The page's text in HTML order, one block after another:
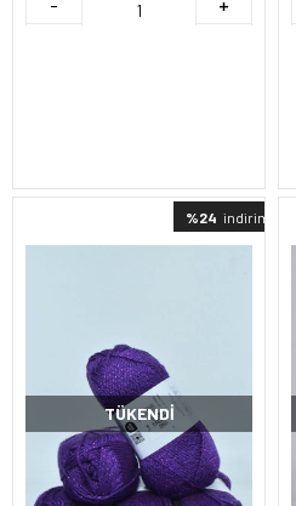
%24 indirimli
TÜKENDI